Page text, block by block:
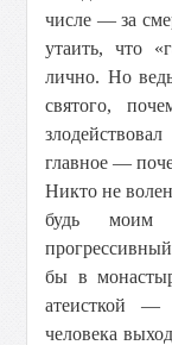
числе — за
утаить, что
лично. Но
святого,
главное —
Никто не
будь моим
бы в
атеисткой —
человека